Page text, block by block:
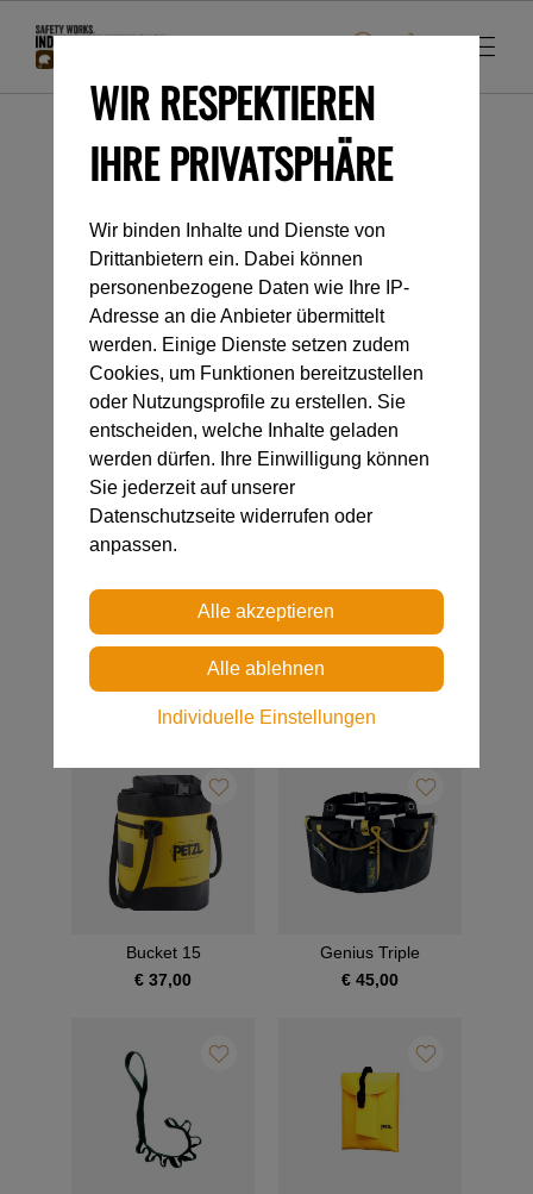
Startseite
Industrieklettern
TASCHEN
€ 142,00
€ 132,00
Bucket 15
€ 37,00
Genius Triple
€ 45,00
WIR RESPEKTIEREN
IHRE PRIVATSPHÄRE
Wir binden Inhalte und Dienste von
Drittanbietern ein. Dabei können
personenbezogene Daten wie Ihre IP-
Adresse an die Anbieter übermittelt
werden. Einige Dienste setzen zudem
Cookies, um Funktionen bereitzustellen
oder Nutzungsprofile zu erstellen. Sie
entscheiden, welche Inhalte geladen
werden dürfen. Ihre Einwilligung können
Sie jederzeit auf unserer
Datenschutzseite widerrufen oder
anpassen.
Individuelle Einstellungen